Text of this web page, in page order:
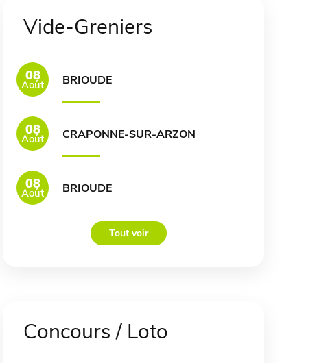
Vide-Greniers
08
Août BRIOUDE
08
Août CRAPONNE-SUR-ARZON
08
Août BRIOUDE
Tout voir
Concours / Loto